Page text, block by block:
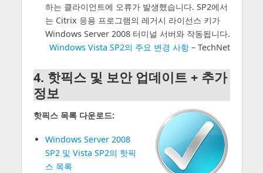
하는 클라이언트에 오류가 발생했습니다. SP2에서
는 Citrix 응용 프로그램의 레거시 라이선스 키가
Windows Server 2008 터미널 서버와 작동됩니다.
Windows Vista SP2의 주요 변경 사항– TechNet
4. 핫픽스 및 보안 업데이트 + 추가
정보
핫픽스 목록 다운로드:
Windows Server 2008
SP2 및 Vista SP2의 핫픽
스 목록